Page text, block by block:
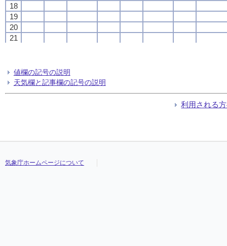
18
19
20
21
24
18
19
20
21
24
18
19
20
21
24
18
19
20
21
24
値欄の記号の説明
天気欄と記事欄の記号の説明
利用される
気象庁ホームページについて